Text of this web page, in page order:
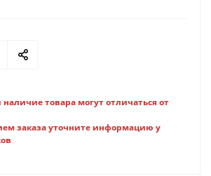
товара могут отличаться от
заказа уточните информацию у